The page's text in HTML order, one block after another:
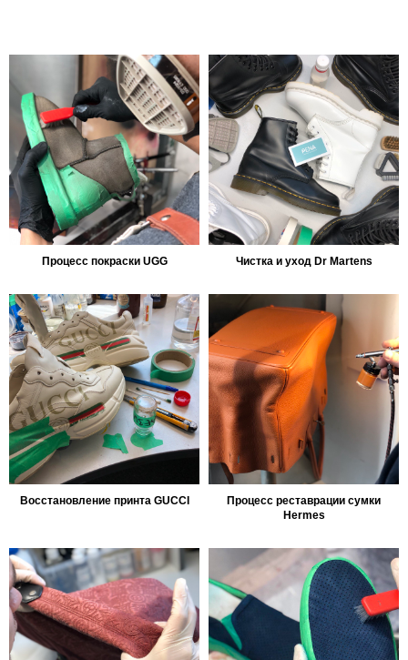
Процесс покраски UGG Чистка и уход Dr Martens
Восстановление принта GUCCI
Процесс реставрации сумки
Hermes